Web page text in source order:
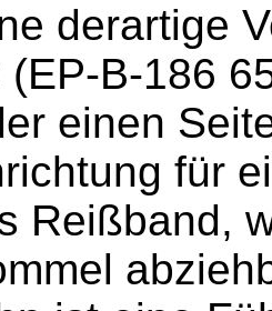
derartige
(EP-B-186
einen
für
Reißband,